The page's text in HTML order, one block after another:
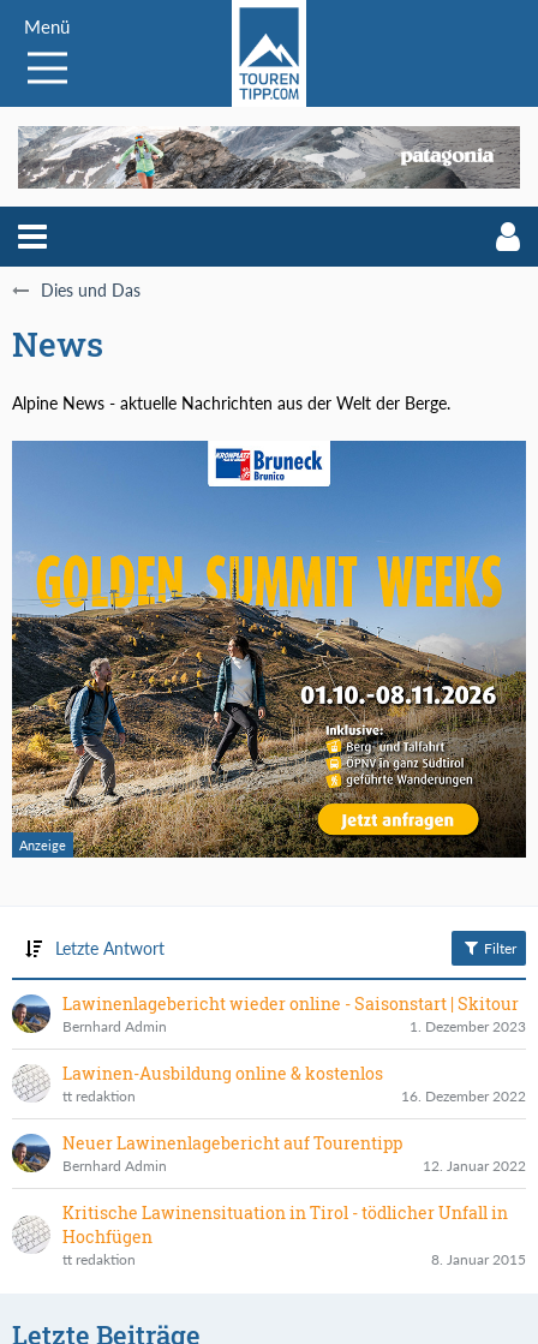
Menü
Dies und Das
News
Alpine News - aktuelle Nachrichten aus der Welt der Berge.
Letzte Antwort Filter
Lawinenlagebericht wieder online - Saisonstart | Skitour
Bernhard Admin 1. Dezember 2023
Lawinen-Ausbildung online & kostenlos
tt redaktion 16. Dezember 2022
Neuer Lawinenlagebericht auf Tourentipp
Bernhard Admin 12. Januar 2022
Kritische Lawinensituation in Tirol - tödlicher Unfall in
Hochfügen
tt redaktion 8. Januar 2015
Letzte Beiträge